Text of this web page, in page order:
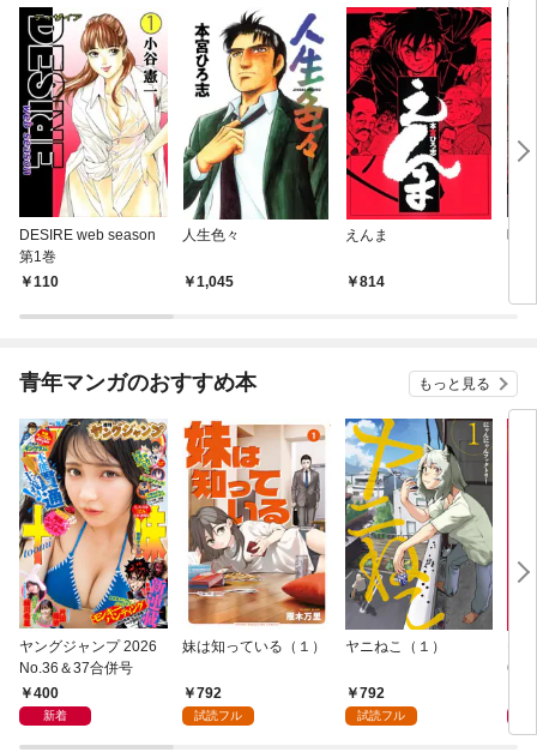
DESIRE web season
第1巻
110
人生色々
1,045
えんま
814
呪
青年マンガのおすすめ本 もっと見る
ヤングジャンプ 2026
No.36＆37合併号
400
新着
妹は知っている（１）
792
試読フル
ヤニねこ（１）
792
試読フル
6・